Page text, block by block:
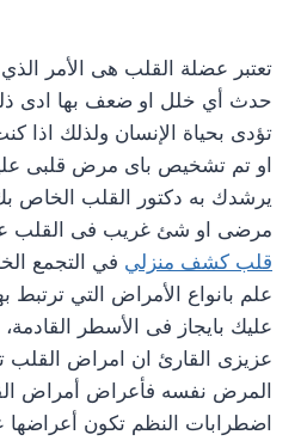
تعتبر عضلة القلب هى الأمر الذي
حدث أي خلل او ضعف بها ادى
تؤدى بحياة الإنسان ولذلك اذا
او تم تشخيص باى مرض قلبى
يرشدك به دكتور القلب
مرضى او شئ غريب فى القلب
قلب كشف منزلي في التجمع
علم بانواع الأمراض التي
عليك بايجاز فى الأسطر
عزيزى القارئ ان امراض القلب
المرض نفسه فأعراض أمراض
اضطرابات النظم تكون